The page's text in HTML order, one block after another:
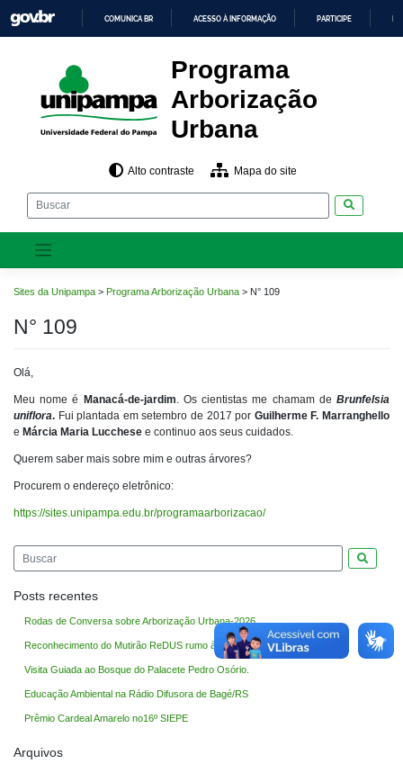
para
o
O
CONTEÚDO
COMUNICA BR ACESSO À INFORMAÇÃO PARTICIPE
Programa
Arborização
Urbana
Alto contraste Mapa do site
Sites da Unipampa > Programa Arborização Urbana > N° 109
N° 109
Olá,
Meu nome é Manacá-de-jardim. Os cientistas me chamam deBrunfelsia
uniflora. Fui plantada em setembro de 2017 por Guilherme F. Marranghello
e Márcia Maria Lucchese e continuo aos seus cuidados.
Querem saber mais sobre mim e outras árvores?
Procurem o endereço eletrônico:
https://sites.unipampa.edu.br/programaarborizacao/
Posts recentes
Rodas de Conversa sobre Arborização Urbana-2026
Reconhecimento do Mutirão ReDUS rumo à COP30
Visita Guiada ao Bosque do Palacete Pedro Osório.
Educação Ambiental na Rádio Difusora de Bagé/RS
Prêmio Cardeal Amarelo no16º SIEPE
Arquivos